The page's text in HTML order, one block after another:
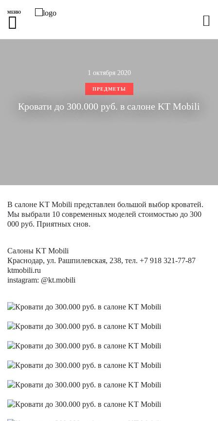
МЕНЮ
1 октября 2020
ПРЕДМЕТЫ
Кровати до 300.000 руб. в салоне KT Mobili
В салоне KT Mobili представлен большой выбор кроватей.
Мы выбрали 10 современных моделей стоимостью до 300
000 руб. Приятных снов.
Салоны KT Mobili
Краснодар, ул. Рашпилевская, 238, тел. +7 918 321-77-87
ktmobili.ru
instagram: @kt.mobili